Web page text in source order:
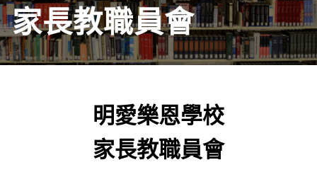
家長教職員會
明愛樂恩學校
家長教職員會